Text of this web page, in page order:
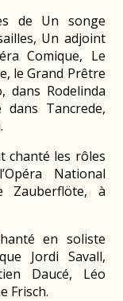
de Un songe
Un adjoint
Comique, Le
le Grand Prêtre
dans Rodelinda
Tancrede,
chanté les rôles
National
Zauberflöte, à
en soliste
Jordi Savall,
Daucé, Léo
Frisch.